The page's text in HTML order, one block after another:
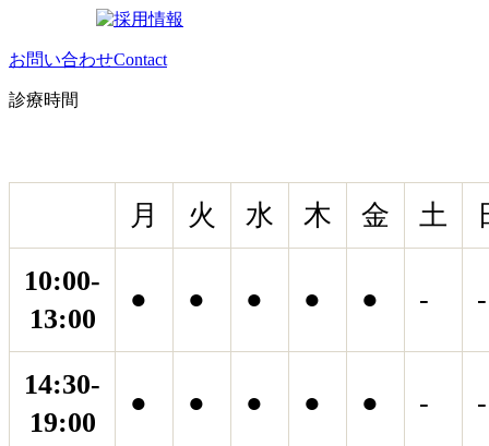
お問い合わせContact
診療時間
月 火 水 木 金 土
10:00-
13:00
● ● ● ● ● - -
14:30-
19:00
● ● ● ● ● - -